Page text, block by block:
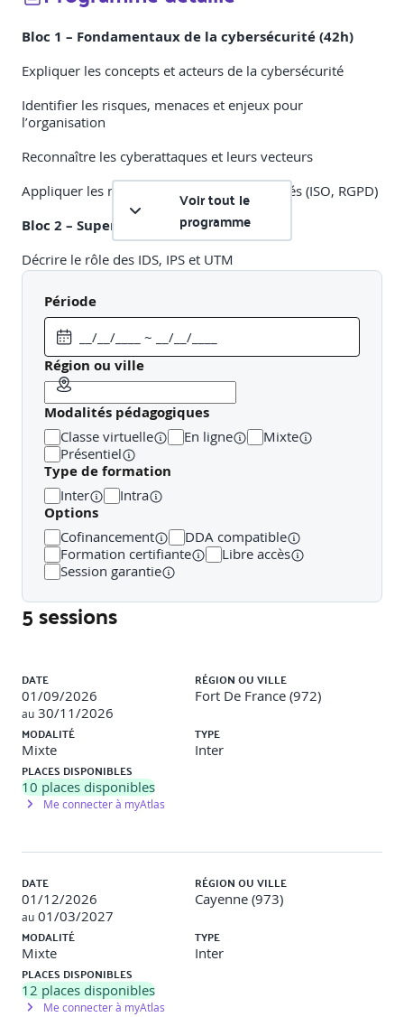
Bloc 1 – Fondamentaux de la cybersécurité (42h)
Expliquer les concepts et acteurs de la cybersécurité
Identifier les risques, menaces et enjeux pour
l’organisation
Reconnaître les cyberattaques et leurs vecteurs
Appliquer les normes et réglementations clés (ISO, RGPD)
Bloc 2 – Supervision et suivi du SI (70h)
Décrire le rôle des IDS, IPS et UTM
Identifier les incidents et leur criticité
Reconnaître les actifs sensibles du SI
Interpréter les tableaux de bord et journaux
Bloc 3 – Gestion et remédiation des incidents (63h)
Mettre en œuvre un processus de gestion d’incident
Exploiter les informations issues du SIRT et des outils de
supervision
Réagir face à un incident : détection, classification,
réponse
Analyser les causes racines et appliquer les procédures de
traitement
Bloc 4 – Gestion de crise, veille et sensibilisation
Analyser et documenter une crise de cybersécurité
Réaliser un retour d’expérience (RETEX)
Sensibiliser les utilisateurs aux bonnes pratiques
Concevoir et diffuser des supports de communication
adaptés
Voir tout le
programme
Période
Région ou ville
Modalités pédagogiques
Classe virtuelle En ligne
Mixte
Présentiel
Type de formation
Inter Intra
Options
Cofinancement
DDA compatible
Formation certifiante
Libre accès
Session garantie
5 sessions
DATE
01/09/2026
au 30/11/2026
RÉGION OU VILLE
Fort De France (972)
MODALITÉ
Mixte
TYPE
Inter
PLACES DISPONIBLES
10 places disponibles
Me connecter à myAtlas
DATE
01/12/2026
au 01/03/2027
RÉGION OU VILLE
Cayenne (973)
MODALITÉ
Mixte
TYPE
Inter
PLACES DISPONIBLES
12 places disponibles
Me connecter à myAtlas